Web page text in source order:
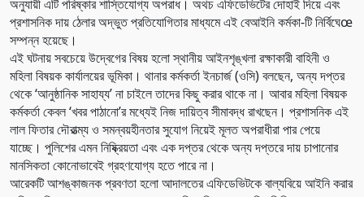
অনুযায়ী এটি পরিষ্কার শাস্তিযোগ্য অপরাধ। অথচ এফিডেভিটের দোহাই দিয়ে এবং
প্রশাসনিক দায় ঠেলার অদ্ভুত প্রতিযোগিতার মাধ্যমে এই বেআইনি কর্মকা-টি নির্বিঘেœ
সম্পন্ন হয়েছে।
এই ঘটনায় সবচেয়ে উদ্বেগের বিষয় হলো স্থানীয় আইনশৃঙ্খলা রক্ষাকারী বাহিনী ও
মহিলা বিষয়ক কার্যালয়ের ভূমিকা। থানার কর্মকর্তা ইনচার্জ (ওসি) বলছেন, অন্য দপ্তর
থেকে ‘আনুষ্ঠানিক সাহায্য’ না চাইলে তাদের কিছু করার থাকে না। আবার মহিলা বিষয়ক
কর্মকর্তা কেবল ‘খবর পাঠানো’র মধ্যেই নিজ দায়িত্ব সীমাবদ্ধ রাখছেন। প্রশাসনিক এই
লাল ফিতার দৌরাত্ম্য ও সমন্বয়হীনতার সুযোগ নিয়েই মূলত অপরাধীরা পার পেয়ে
যাচ্ছে। পুলিশের এমন নিষ্ক্রিয়তা এবং এক দপ্তর থেকে অন্য দপ্তরে দায় চাপানোর
মানসিকতা কোনোভাবেই গ্রহণযোগ্য হতে পারে না।
আরেকটি আশঙ্কাজনক প্রবণতা হলো আদালতের এফিডেভিটকে বাল্যবিয়ে আইনি করার